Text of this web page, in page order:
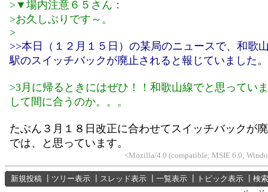
>▼場内注意６５さん：
>お久しぶりです～。
>
>>本日（１２月１５日）の某局のニュースで、和歌
駅のスイッチバックが廃止されると報じていました。
>3月に帰るときにはぜひ！！和歌山線でと思ってい
して間に合うのか。。。
たぶん３月１８日改正に合わせてスイッチバックが
では、と思っています。
<Mozilla/4.0 (compatible; MSIE 6.0;
新規投稿 ツリー表示 スレッド表示 一覧表示 トピック表示
検索